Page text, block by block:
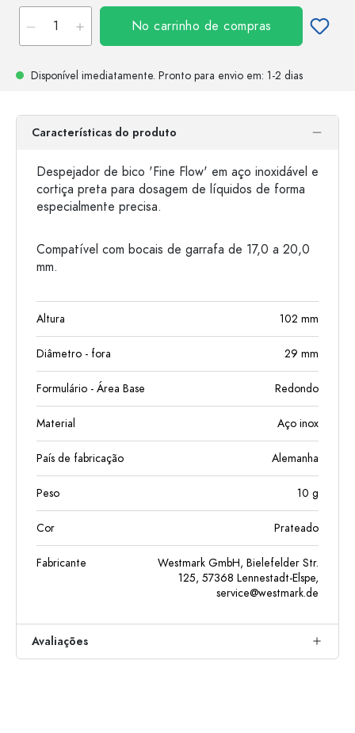
No carrinho de compras
Disponível imediatamente. Pronto para envio em: 1-2 dias
Características do produto
Despejador de bico 'Fine Flow' em aço inoxidável e
cortiça preta para dosagem de líquidos de forma
especialmente precisa.
Compatível com bocais de garrafa de 17,0 a 20,0
mm.
Altura 102 mm
Diâmetro - fora 29 mm
Formulário - Área Base Redondo
Material Aço inox
País de fabricação Alemanha
Peso 10 g
Cor Prateado
Fabricante
Westmark GmbH, Bielefelder Str.
125, 57368 Lennestadt-Elspe,
service@westmark.de
Avaliações